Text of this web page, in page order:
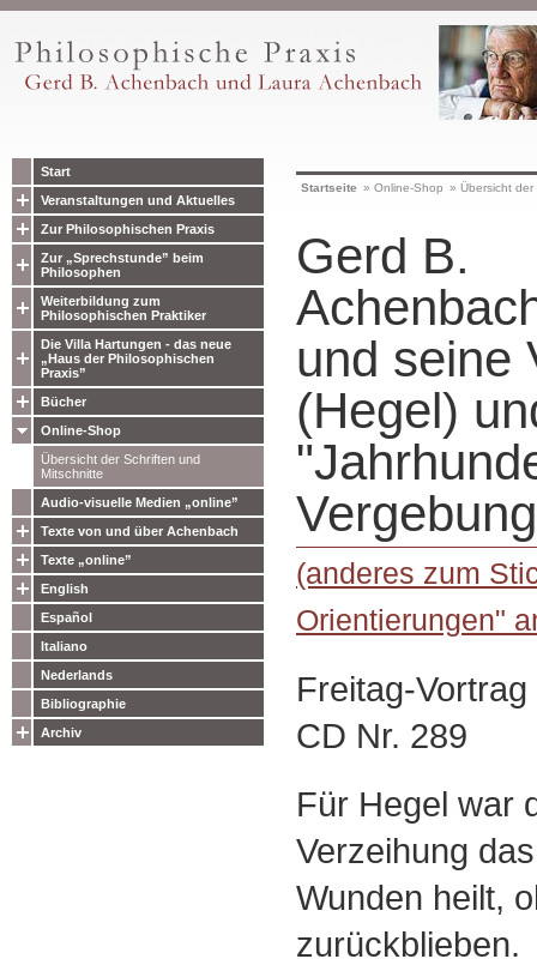
Start
Veranstaltungen und Aktuelles
Zur Philosophischen Praxis
Zur „Sprechstunde” beim
Philosophen
Weiterbildung zum
Philosophischen Praktiker
Die Villa Hartungen - das neue
„Haus der Philosophischen
Praxis”
Bücher
Online-Shop
Übersicht der Schriften und
Mitschnitte
Audio-visuelle Medien „online”
Texte von und über Achenbach
Texte „online”
English
Español
Italiano
Nederlands
Bibliographie
Archiv
Startseite » Online-Shop » Übersicht
Gerd B.
und seine
(Hegel)
(anderes zum
Orientierungen"
Freitag-
CD Nr. 289
Für Hegel war
Verzeihung
Wunden heilt,
zurückblieben.